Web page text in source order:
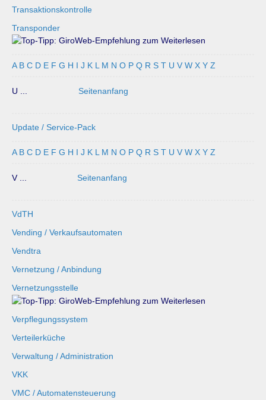
Transaktionskontrolle
Transponder
A B C D E F G H I J K L M N O P Q R S T U V W X Y Z
U ... Seitenanfang
Update / Service-Pack
A B C D E F G H I J K L M N O P Q R S T U V W X Y Z
V ... Seitenanfang
VdTH
Vending / Verkaufsautomaten
Vendtra
Vernetzung / Anbindung
Vernetzungsstelle
Verpflegungssystem
Verteilerküche
Verwaltung / Administration
VKK
VMC / Automatensteuerung